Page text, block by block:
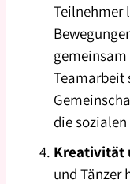
Teilnehmer
Teamarbeit
die
Kreativität
und Tänzer